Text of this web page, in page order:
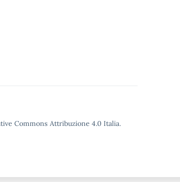
Commons Attribuzione 4.0 Italia.